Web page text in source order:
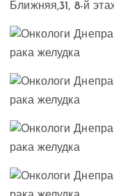
Ближняя,31, 8-й